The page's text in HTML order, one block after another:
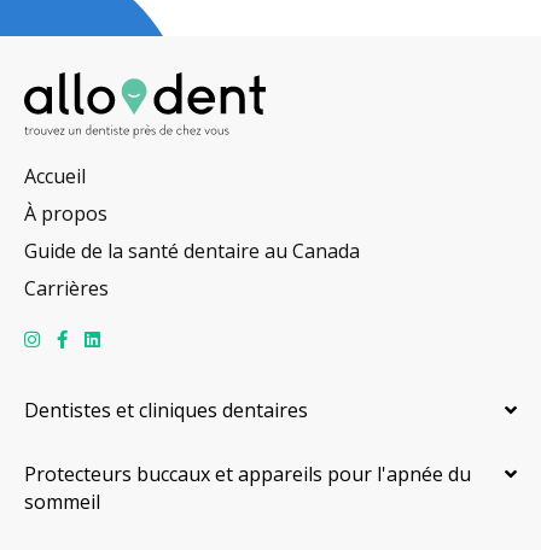
Accueil
À propos
Guide de la santé dentaire au Canada
Carrières
Dentistes et cliniques dentaires
Protecteurs buccaux et appareils pour l'apnée du
sommeil